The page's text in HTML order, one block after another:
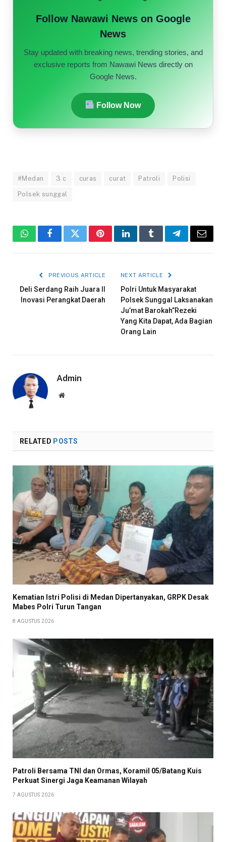
Follow Nawawi News on Google
News
Stay updated with breaking news, trending stories, and
exclusive reports from Nawawi News directly on
Google News.
Follow Now
#Medan 3 c curas curat Patroli Polisi
Polsek sunggal
WhatsAppFacebookTwitterPinterestLinkedInTumblrTelegramEmail
PREVIOUS ARTICLE
Deli Serdang Raih Juara II
Inovasi Perangkat Daerah
NEXT ARTICLE
Polri Untuk Masyarakat
Polsek Sunggal Laksanakan
Ju’mat Barokah”Rezeki
Yang Kita Dapat, Ada Bagian
Orang Lain
Admin
Website
RELATED POSTS
Kematian Istri Polisi di Medan Dipertanyakan, GRPK Desak
Mabes Polri Turun Tangan
8 AGUSTUS 2026
Patroli Bersama TNI dan Ormas, Koramil 05/Batang Kuis
Perkuat Sinergi Jaga Keamanan Wilayah
7 AGUSTUS 2026